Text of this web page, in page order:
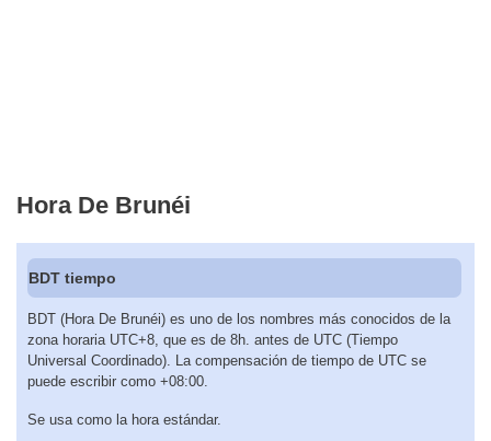
Hora De Brunéi
BDT tiempo
BDT (Hora De Brunéi) es uno de los nombres más conocidos de la
zona horaria UTC+8, que es de 8h. antes de UTC (Tiempo
Universal Coordinado). La compensación de tiempo de UTC se
puede escribir como +08:00.
Se usa como la hora estándar.